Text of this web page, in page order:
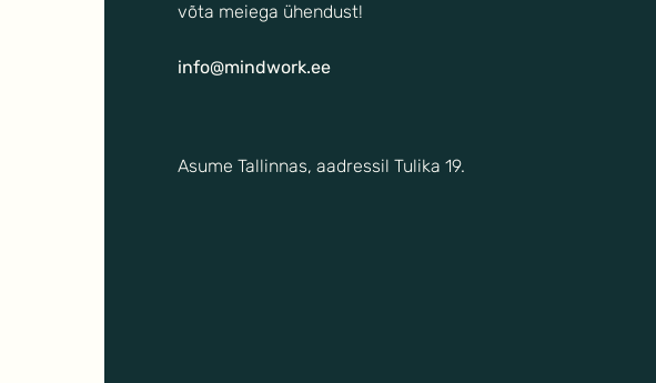
võta meiega ühendust!
info@mindwork.ee
Asume Tallinnas, aadressil Tulika 19.